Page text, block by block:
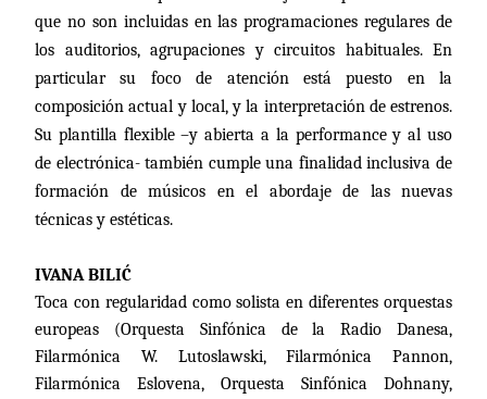
que no son incluidas en las programaciones regulares de
los auditorios, agrupaciones y circuitos habituales. En
particular su foco de atención está puesto en la
composición actual y local, y la interpretación de estrenos.
Su plantilla flexible –y abierta a la performance y al uso
de electrónica- también cumple una finalidad inclusiva de
formación de músicos en el abordaje de las nuevas
técnicas y estéticas.
IVANA BILIĆ
Toca con regularidad como solista en diferentes orquestas
europeas (Orquesta Sinfónica dela Radio Danesa,
Filarmónica W. Lutoslawski, Filarmónica Pannon,
Filarmónica Eslovena, Orquesta Sinfónica Dohnany,